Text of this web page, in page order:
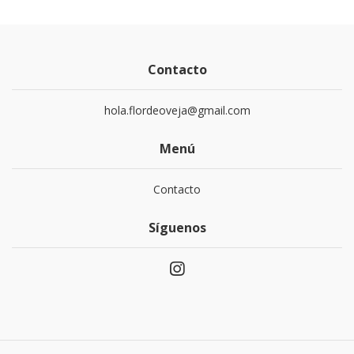
Contacto
hola.flordeoveja@gmail.com
Menú
Contacto
Síguenos